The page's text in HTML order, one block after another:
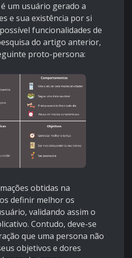
um usuário gerado a
e sua existência por si
funcionalidades de
do artigo anterior,
proto-persona:
obtidas na
definir melhor os
validando assim o
Contudo, deve-se
que uma persona não
objetivos e dores